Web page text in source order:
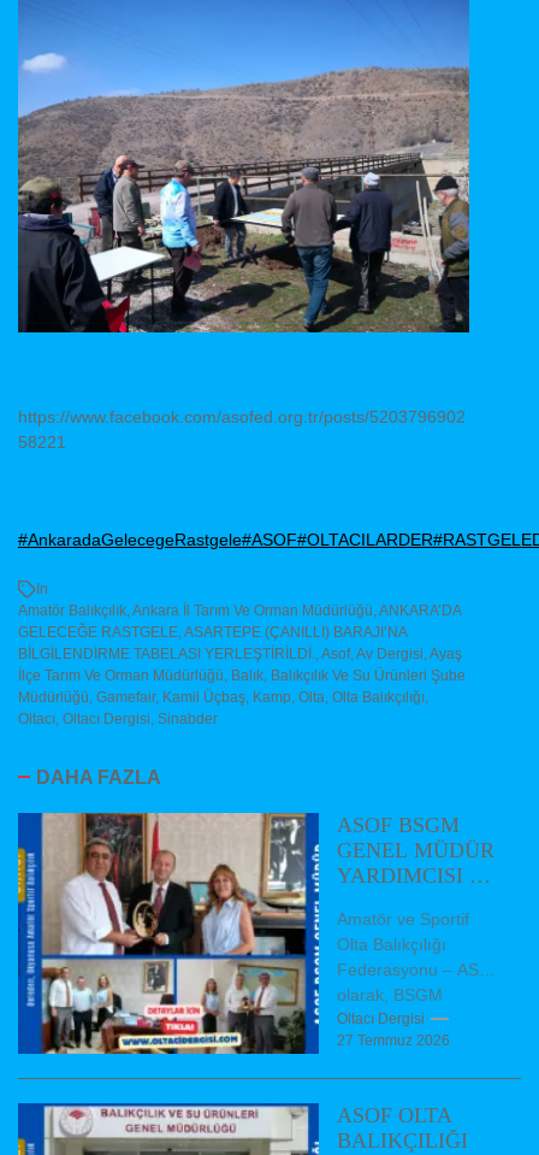
https://www.facebook.com/asofed.org.tr/posts/5203796902
58221
#AnkaradaGelecegeRastgele#ASOF#OLTACILARDER
In
Amatör Balıkçılık Ankara İl Tarım Ve Orman Müdürlüğü ANKARA’DA
GELECEĞE RASTGELE ASARTEPE (ÇANILLI) BARAJI’NA
BİLGİLENDİRME TABELASI YERLEŞTİRİLDİ. Asof, Av Dergisi Ayaş
İlçe Tarım Ve Orman Müdürlüğü Balık Balıkçılık Ve Su Ürünleri Şube
Müdürlüğü Gamefair, Kamil Üçbaş Kamp Olta Olta Balıkçılığı
Oltacı Oltacı Dergisi Sinabder
DAHA FAZLA
ASOF BSGM
GENEL MÜDÜR
YARDIMCISI VE
BAŞKANLARINI
ZİYARET ETTİ
Amatör ve Sportif
Olta Balıkçılığı
Federasyonu – ASOF
olarak, BSGM
Balıkçılık ve Su
Ürünleri Genel Müdür
Oltacı Dergisi
27 Temmuz 2026
ASOF OLTA
BALIKÇILIĞI